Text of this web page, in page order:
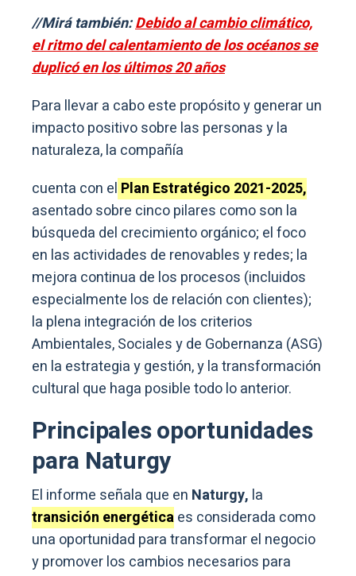
//Mirá también:Debido al cambio climático,
el ritmo del calentamiento de los océanos se
duplicó en los últimos 20 años
Para llevar a cabo este propósito y generar un
impacto positivo sobre las personas y la
naturaleza, la compañía
cuenta con el Plan Estratégico 2021-2025,
asentado sobre cinco pilares como son la
búsqueda del crecimiento orgánico; el foco
en las actividades de renovables y redes; la
mejora continua de los procesos (incluidos
especialmente los de relación con clientes);
la plena integración de los criterios
Ambientales, Sociales y de Gobernanza (ASG)
en la estrategia y gestión, y la transformación
cultural que haga posible todo lo anterior.
Principales oportunidades
para Naturgy
El informe señala que en Naturgy, la
transición energéticaes considerada como
una oportunidad para transformar el negocio
y promover los cambios necesarios para